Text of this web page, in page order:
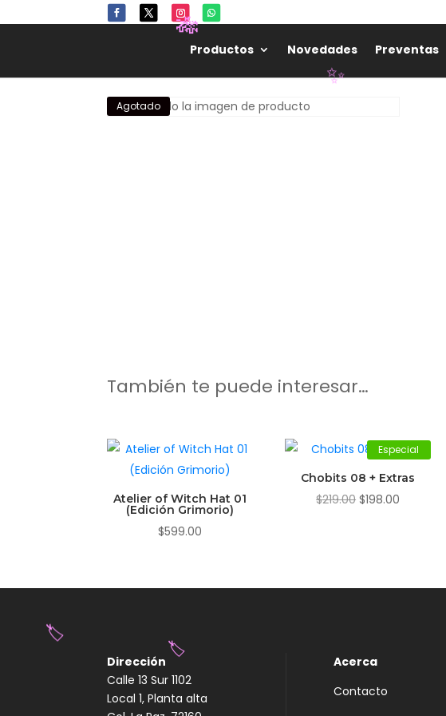
Productos Novedades Preventas
Agotado
También te puede interesar…
Atelier of Witch Hat 01
(Edición Grimorio)
$599.00
Especial
Chobits 08 + Extras
$219.00 El
$198.00
Dirección
Calle 13 Sur 1102
Local 1, Planta alta
Acerca
Contacto
🎋
🏷️